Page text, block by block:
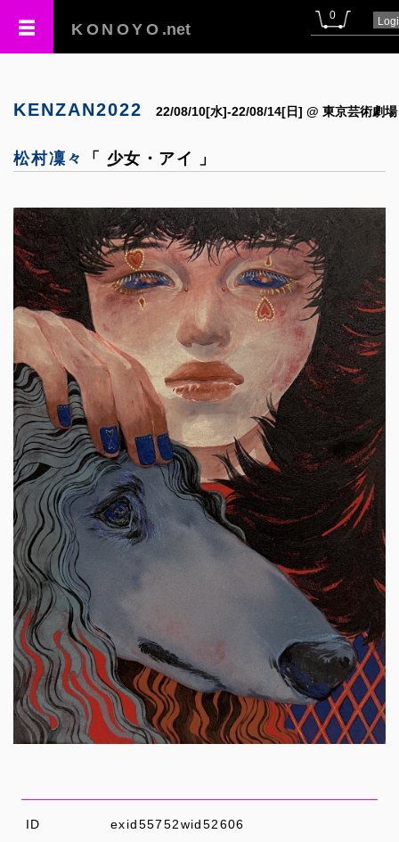
KONOYO .net
0
KENZAN2022 22/08/10[水]-22/08/14[日] @ 東京芸術劇場
松村凜々 「 少女・アイ 」
ID exid55752wid52606